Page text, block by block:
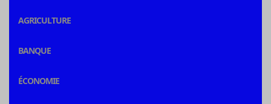
AGRICULTURE
BANQUE
ÉCONOMIE